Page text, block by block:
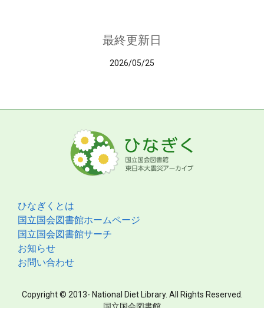
最終更新日
2026/05/25
ひなぎくとは
国立国会図書館ホームページ
国立国会図書館サーチ
お知らせ
お問い合わせ
Copyright © 2013- National Diet Library. All Rights Reserved.